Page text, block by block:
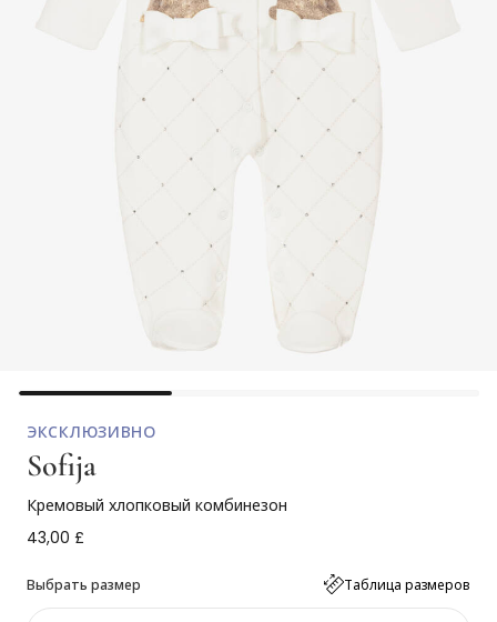
ЭКСКЛЮЗИВНО
Sofija
Кремовый хлопковый комбинезон
43,00 £
Выбрать размер Таблица размеров